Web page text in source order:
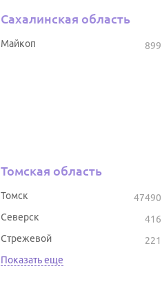
Сахалинская область
899
Майкоп
Томская область
47490
Томск
416
Северск
221
Стрежевой
Показать еще